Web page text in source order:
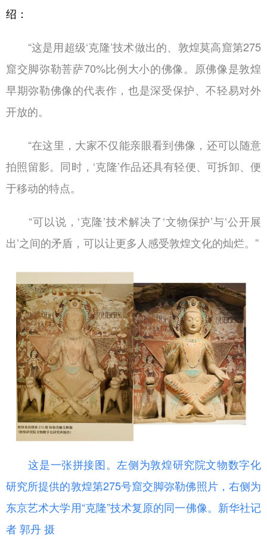
绍：
“这是用超级‘克隆’技术做出的、敦煌莫高窟第275
窟交脚弥勒菩萨70%比例大小的佛像。原佛像是敦煌
早期弥勒佛像的代表作，也是深受保护、不轻易对外
开放的。
“在这里，大家不仅能亲眼看到佛像，还可以随意
拍照留影。同时，‘克隆’作品还具有轻便、可拆卸、便
于移动的特点。
“可以说，‘克隆’技术解决了‘文物保护’与‘公开展
出’之间的矛盾，可以让更多人感受敦煌文化的灿烂。”
这是一张拼接图。左侧为敦煌研究院文物数字化
研究所提供的敦煌第275号窟交脚弥勒佛照片，右侧为
东京艺术大学用“克隆”技术复原的同一佛像。新华社记
者 郭丹 摄